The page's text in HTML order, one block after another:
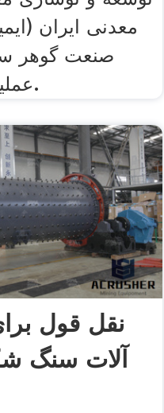
معدنی ایران
صنعت گوهر
عملیاتی می شود.
نقل قول
آلات سنگ